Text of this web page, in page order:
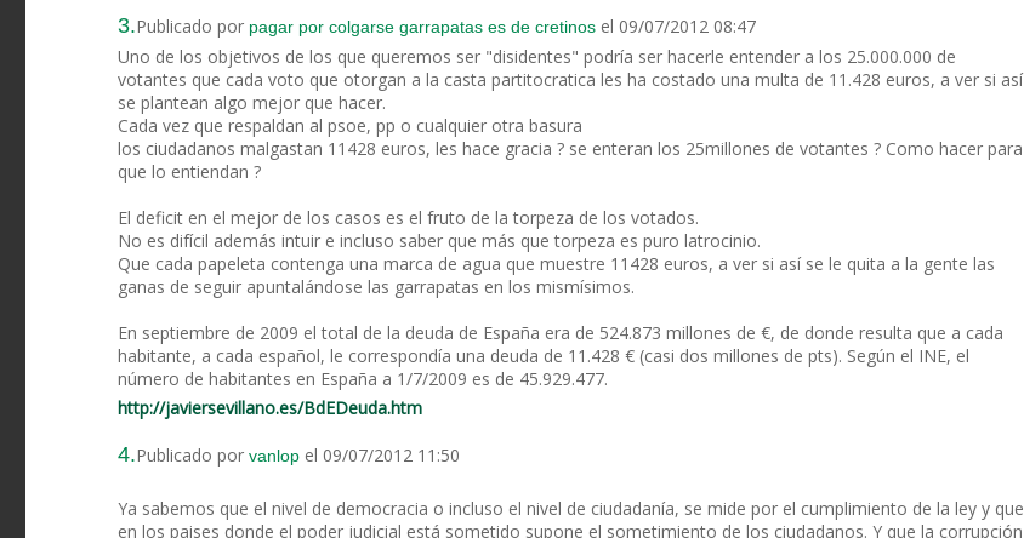
3.Publicado por pagar por colgarse garrapatas es de cretinos el 09/07/2012 08:47
Uno de los objetivos de los que queremos ser "disidentes" podría ser hacerle entender a los 25.000.000 de
votantes que cada voto que otorgan a la casta partitocratica les ha costado una multa de 11.428 euros, a ver si así
se plantean algo mejor que hacer.
Cada vez que respaldan al psoe, pp o cualquier otra basura
los ciudadanos malgastan 11428 euros, les hace gracia ? se enteran los 25millones de votantes ? Como hacer para
que lo entiendan ?
El deficit en el mejor de los casos es el fruto de la torpeza de los votados.
No es difícil además intuir e incluso saber que más que torpeza es puro latrocinio.
Que cada papeleta contenga una marca de agua que muestre 11428 euros, a ver si así se le quita a la gente las
ganas de seguir apuntalándose las garrapatas en los mismísimos.
En septiembre de 2009 el total de la deuda de España era de 524.873 millones de €, de donde resulta que a cada
habitante, a cada español, le correspondía una deuda de 11.428 € (casi dos millones de pts). Según el INE, el
número de habitantes en España a 1/7/2009 es de 45.929.477.
http://javiersevillano.es/BdEDeuda.htm
4.Publicado por vanlop el 09/07/2012 11:50
Ya sabemos que el nivel de democracia o incluso el nivel de ciudadanía, se mide por el cumplimiento de la ley y que
en los paises donde el poder judicial está sometido supone el sometimiento de los ciudadanos. Y que la corrupción